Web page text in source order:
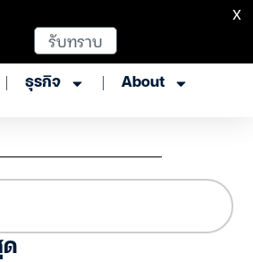
ธุรกิจ About
ด
รับทราบ
X